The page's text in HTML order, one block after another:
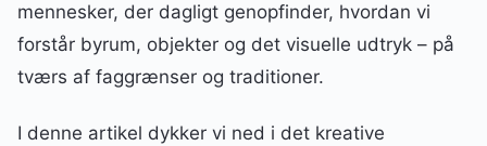
mennesker, der dagligt genopfinder, hvordan vi
forstår byrum, objekter og det visuelle udtryk – på
tværs af faggrænser og traditioner.
I denne artikel dykker vi ned i det kreative